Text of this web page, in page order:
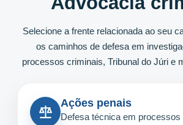
Selecione a frente relacionada ao seu
os caminhos de defesa em
processos criminais, Tribunal do Júri e
Ações penais
Defesa técnica em processos